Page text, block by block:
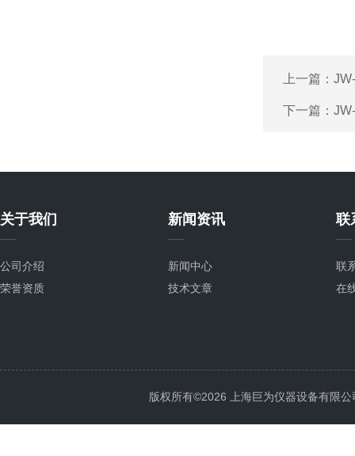
上一篇：
下一篇：
关于我们
公司介绍
荣誉资质
新闻资讯
新闻中心
技术文章
联
联
在
版权所有©2026 上海巨为仪器设备有限